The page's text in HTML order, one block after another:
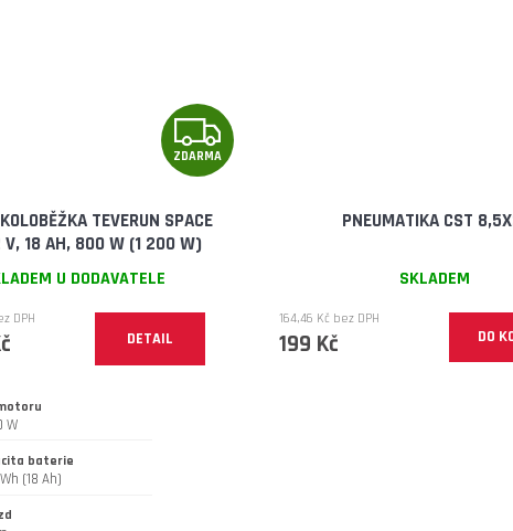
Z
D
ZDARMA
TEVERUN SPACE
V, 18 AH, 800 W (1 200 W)
U DODAVATELE
DPH
DETAIL
W
baterie
(18 Ah)
PNEUMATIKA CST
SKLADEM
164,46 Kč bez DPH
199 Kč DO